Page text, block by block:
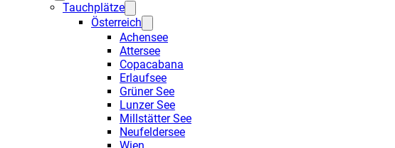
Tauchplätze
Österreich
Achensee
Attersee
Copacabana
Erlaufsee
Grüner See
Lunzer See
Millstätter See
Neufeldersee